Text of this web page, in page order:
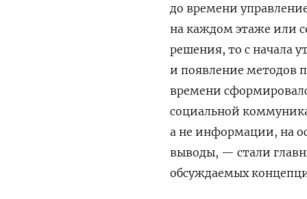
до времени
на каждом этаже или
решения, то с начала
и появление методов
времени
социальной
а не информации, на
выводы, — стали
обсуждаемых